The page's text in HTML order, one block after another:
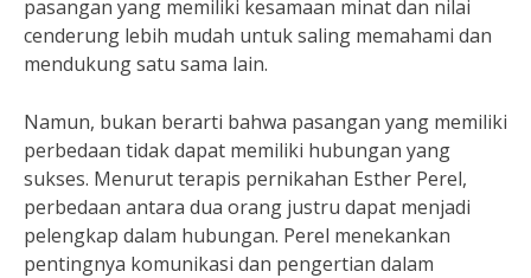
pasangan yang memiliki kesamaan minat dan nilai
cenderung lebih mudah untuk saling memahami dan
mendukung satu sama lain.
Namun, bukan berarti bahwa pasangan yang memiliki
perbedaan tidak dapat memiliki hubungan yang
sukses. Menurut terapis pernikahan Esther Perel,
perbedaan antara dua orang justru dapat menjadi
pelengkap dalam hubungan. Perel menekankan
pentingnya komunikasi dan pengertian dalam